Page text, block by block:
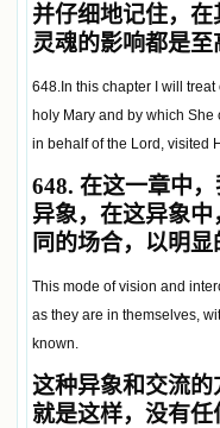
并仔细地记住，
灵魂的影响都是
648.In this chapter I will
holy Mary and by which
in behalf of the Lord, visited
648. 在这一章中
异象，在这异象
同的场合，以明
This mode of vision and
as they are in themselves,
known.
这种异象和交流
就是这样，没有